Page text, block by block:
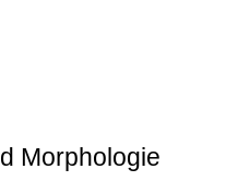
Morphologie